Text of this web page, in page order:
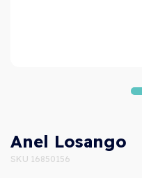
Anel Losango
SKU 16850156